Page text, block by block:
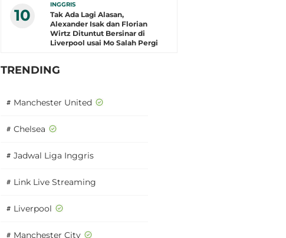
10
INGGRIS
Tak Ada Lagi Alasan,
Alexander Isak dan Florian
Wirtz Dituntut Bersinar di
Liverpool usai Mo Salah Pergi
TRENDING
# Manchester United
# Chelsea
# Jadwal Liga Inggris
# Link Live Streaming
# Liverpool
# Manchester City